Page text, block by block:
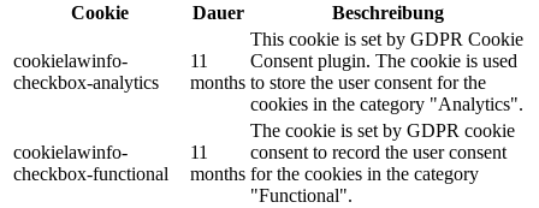
Cookie
Dauer Beschreibung
cookielawinfo-
checkbox-analytics
11
months
This cookie is set by GDPR Cookie
Consent plugin. The cookie is used
to store the user consent for the
cookies in the category "Analytics".
cookielawinfo-
checkbox-functional
11
months
The cookie is set by GDPR cookie
consent to record the user consent
for the cookies in the category
"Functional".